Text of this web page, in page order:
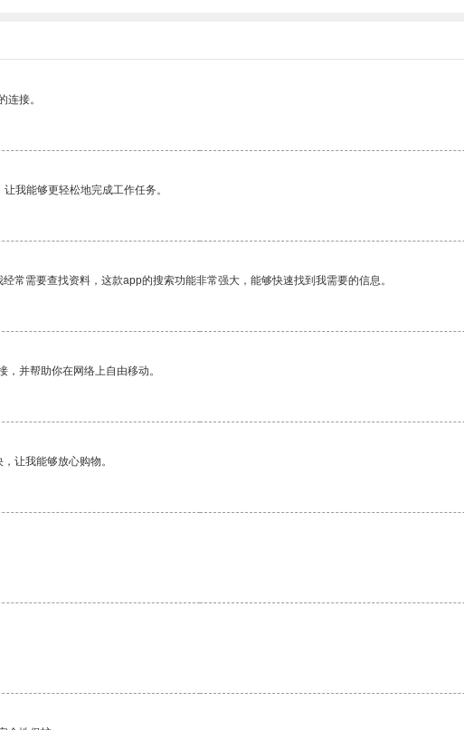
接。
我能够更轻松地完成工作任务。
常需要查找资料，这款app的搜索功能非常强大，能够快速找到我需要的信息。
并帮助你在网络上自由移动。
让我能够放心购物。